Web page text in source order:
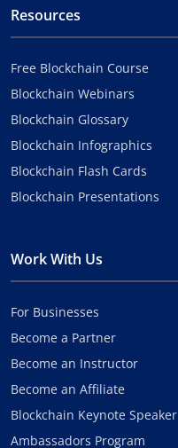
Resources
Free Blockchain Course
Blockchain Webinars
Blockchain Glossary
Blockchain Infographics
Blockchain Flash Cards
Blockchain Presentations
Work With Us
For Businesses
Become a Partner
Become an Instructor
Become an Affiliate
Blockchain Keynote Speaker
Ambassadors Program